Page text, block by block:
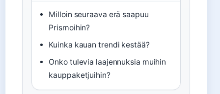
Milloin seuraava erä saapuu
Prismoihin?
Kuinka kauan trendi kestää?
Onko tulevia laajennuksia muihin
kauppaketjuihin?